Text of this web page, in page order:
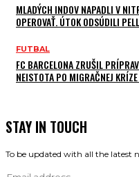
MLADÝCH INDOV NAPADLI V
OPEROVAŤ. ÚTOK ODSÚDILI
FUTBAL
FC BARCELONA ZRUŠIL
NEISTOTA PO MIGRAČNEJ
STAY IN TOUCH
To be updated with all the latest